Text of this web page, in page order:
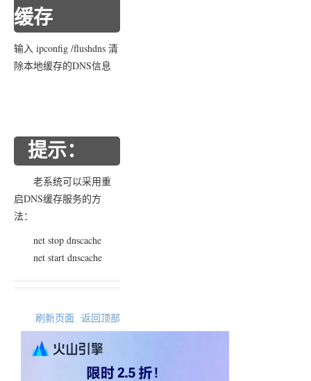
缓存
输入 ipconfig /flushdns 清
除本地缓存的DNS信息
提示：
老系统可以采用重
启DNS缓存服务的方
法：
net stop dnscache
net start dnscache
刷新页面 返回顶部